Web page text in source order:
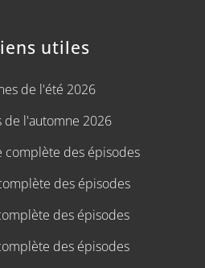
utiles
de l'été 2026
de l'automne 2026
complète des épisodes
des épisodes
des épisodes
des épisodes